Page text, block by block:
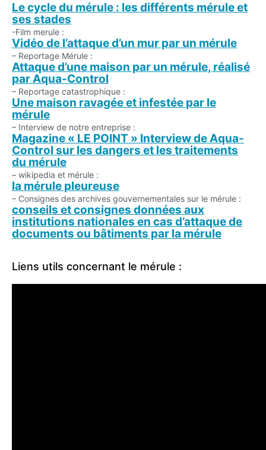
Le cycle du mérule : les différents mérule et
ses stades
-Film merule :
Vidéo de l’attaque d’un mur par un mérule
– Reportage Mérule :
Attaque d’une maison par un mérule, réalisé
par Aqua-Control
– Reportage catastrophique :
Une maison ravagée et infestée par le
mérule
– Interview de notre entreprise :
Magazine « LE POINT » Interview de Aqua-
Control sur les dangers et les traitements
du mérule
– wikipedia et mérule :
la mérule pleureuse
– Consignes des archives gouvernementales sur le mérule :
conseils et consignes données aux
institutions nationales en cas d’attaque de
documents ou bâtiments par la mérule
Liens utils concernant le mérule :